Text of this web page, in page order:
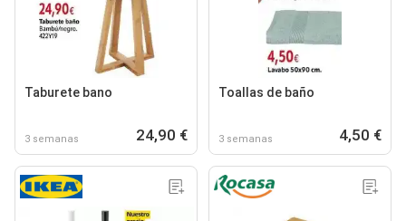
Taburete bano
3 semanas 24,90 €
Toallas de baño
3 semanas 4,50 €